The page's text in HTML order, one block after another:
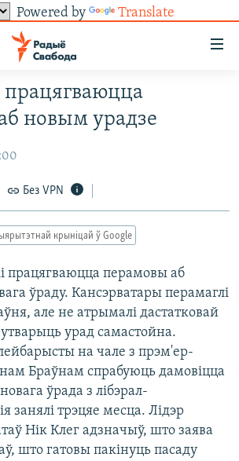
Powered by Translate
працягваюцца
новым урадзе
Без VPN
крыніцай ў Google
працягваюцца перамовы аб
ўраду. Кансэрватары перамаглі
але не атрымалі дастатковай
урад самастойна.
на чале з прэм'ер-
Браўнам спрабуюць дамовіцца
ўрада з лібэрал-
занялі трэцяе месца. Лідэр
Нік Клег адзначыў, што заява
што гатовы пакінуць пасаду